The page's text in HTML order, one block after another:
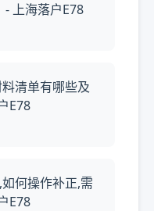
上海落户E78
清单有哪些及
E78
何操作补正,需
E78